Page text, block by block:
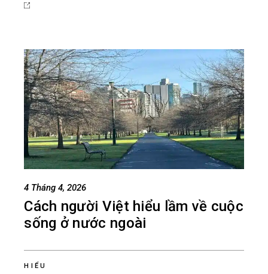
4 Tháng 4, 2026
Cách người Việt hiểu lầm về cuộc
sống ở nước ngoài
HIỂU